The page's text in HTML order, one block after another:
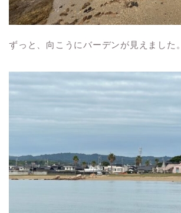
ずっと、向こうにバーデンが見えました。